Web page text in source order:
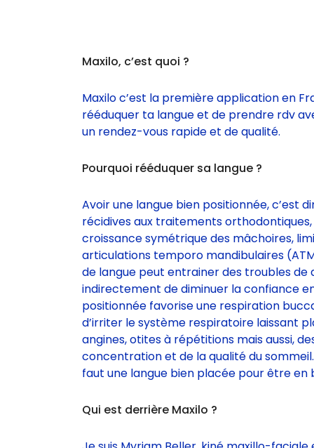
Maxilo, c’est quoi ?
Maxilo c’est la première application en
rééduquer ta langue et de prendre rdv
un rendez-vous rapide et de qualité.
Pourquoi rééduquer sa langue ?
Avoir une langue bien positionnée, c’est
récidives aux traitements
croissance symétrique des mâchoires,
articulations temporo mandibulaires
de langue peut entrainer des troubles de
indirectement de diminuer la confiance
positionnée favorise une respiration
d’irriter le système respiratoire laissant
angines, otites à répétitions mais aussi,
concentration et de la qualité du
faut une langue bien placée pour être en
Qui est derrière Maxilo ?